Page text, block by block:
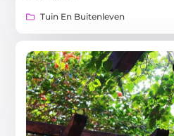
Tuin En Buitenleven